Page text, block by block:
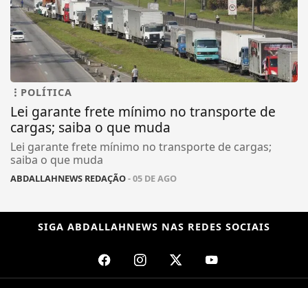
POLÍTICA
Lei garante frete mínimo no transporte de
cargas; saiba o que muda
Lei garante frete mínimo no transporte de cargas;
saiba o que muda
ABDALLAHNEWS REDAÇÃO- 05 DE AGO
SIGA ABDALLAHNEWS NAS REDES SOCIAIS